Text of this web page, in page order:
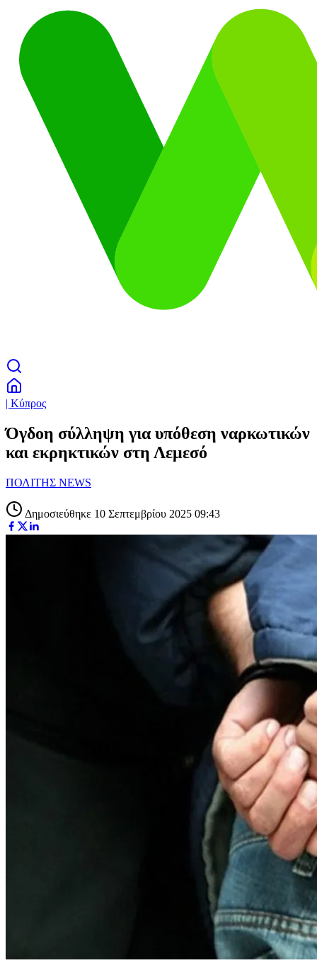
| Κύπρος
Όγδοη σύλληψη για υπόθεση ναρκωτικών
και εκρηκτικών στη Λεμεσό
ΠΟΛΙΤΗΣ NEWS
Δημοσιεύθηκε 10 Σεπτεμβρίου 2025 09:43